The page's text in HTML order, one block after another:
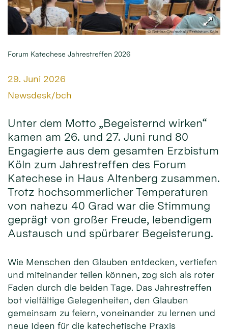
© Bettina Chumchal / Erzbistum Köln
Forum Katechese Jahrestreffen 2026
Datum:
29. Juni 2026
Von:
Newsdesk/bch
Unter dem Motto „Begeisternd wirken“
kamen am 26. und 27. Juni rund 80
Engagierte aus dem gesamten Erzbistum
Köln zum Jahrestreffen des Forum
Katechese in Haus Altenberg zusammen.
Trotz hochsommerlicher Temperaturen
von nahezu 40 Grad war die Stimmung
geprägt von großer Freude, lebendigem
Austausch und spürbarer Begeisterung.
Wie Menschen den Glauben entdecken, vertiefen
und miteinander teilen können, zog sich als roter
Faden durch die beiden Tage. Das Jahrestreffen
bot vielfältige Gelegenheiten, den Glauben
gemeinsam zu feiern, voneinander zu lernen und
neue Ideen für die katechetische Praxis